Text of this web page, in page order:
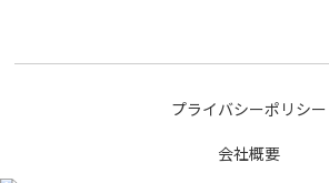
プライバシーポリシー
会社概要